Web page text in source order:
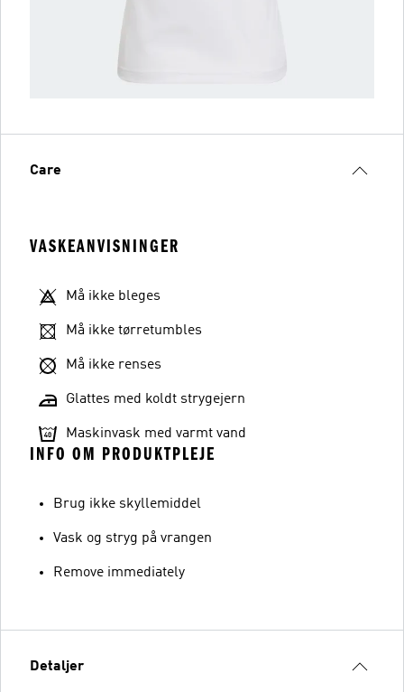
Care
VASKEANVISNINGER
Må ikke bleges
Må ikke tørretumbles
Må ikke renses
Glattes med koldt strygejern
Maskinvask med varmt vand
INFO OM PRODUKTPLEJE
Brug ikke skyllemiddel
Vask og stryg på vrangen
Remove immediately
Detaljer